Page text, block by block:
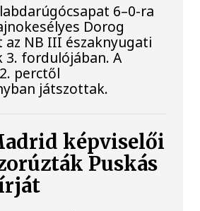
6–0-ra
Dorog
az NB III északnyugati
3. fordulójában. A
perctől
játszottak.
képviselői
Puskás